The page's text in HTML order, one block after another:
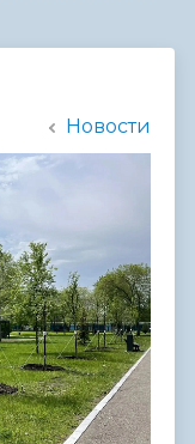
Новости